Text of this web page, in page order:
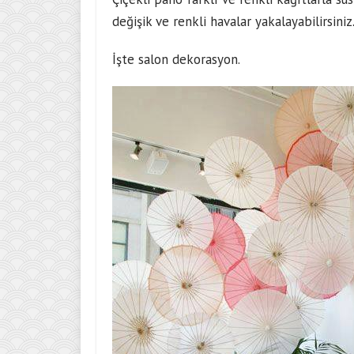
değişik ve renkli havalar yakalayabilirsiniz.
İşte salon dekorasyon.